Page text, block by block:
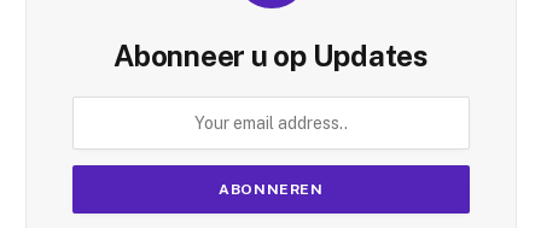
Abonneer u op Updates